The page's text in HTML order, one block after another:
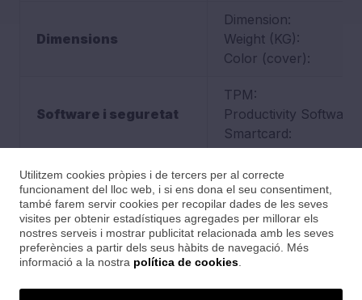
Dimensions
Dimension:
Weight (KG):
Color (cover):
Software i seguretat
TPM:
Productivity Software:
Smartcard:
Preguntes freqüents
Avís Legal
Política de cookies
Utilitzem cookies pròpies i de tercers per al correcte
funcionament del lloc web, i si ens dona el seu consentiment,
també farem servir cookies per recopilar dades de les seves
visites per obtenir estadístiques agregades per millorar els
nostres serveis i mostrar publicitat relacionada amb les seves
preferències a partir dels seus hàbits de navegació. Més
informació a la nostra política de cookies